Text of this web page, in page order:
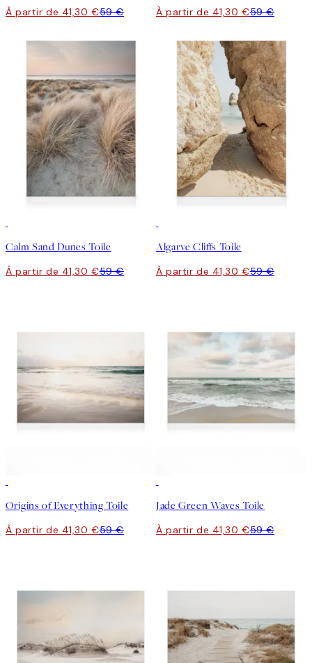
À partir de 41,30 €59 € À partir de 41,30 €59 €
Calm Sand Dunes Toile
À partir de 41,30 €59 €
Algarve Cliffs Toile
À partir de 41,30 €59 €
Origins of Everything Toile
À partir de 41,30 €59 €
Jade Green Waves Toile
À partir de 41,30 €59 €